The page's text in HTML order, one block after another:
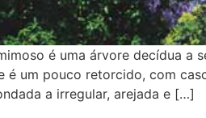
é uma árvore decídua a
é um pouco retorcido, com
a irregular, arejada e […]